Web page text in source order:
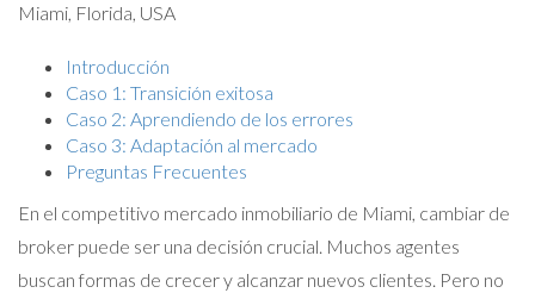
Miami, Florida, USA
Introducción
Caso 1: Transición exitosa
Caso 2: Aprendiendo de los errores
Caso 3: Adaptación al mercado
Preguntas Frecuentes
En el competitivo mercado inmobiliario de Miami, cambiar de
broker puede ser una decisión crucial. Muchos agentes
buscan formas de crecer y alcanzar nuevos clientes. Pero no